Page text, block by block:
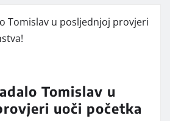
Tomislav u
uoči početka